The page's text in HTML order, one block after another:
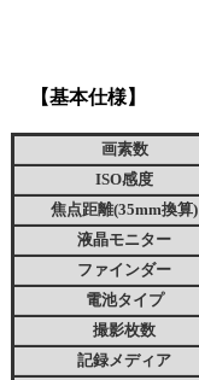
【基本仕様】
画素数
ISO感度
焦点距離(35mm換算)
液晶モニター
ファインダー
電池タイプ
撮影枚数
記録メディア